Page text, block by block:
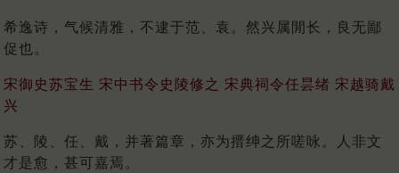
希逸诗，气候清雅，不逮于范、袁。然兴属閒长，良无鄙
促也。
宋御史苏宝生 宋中书令史陵修之 宋典祠令任昙绪 宋越骑戴
兴
苏、陵、任、戴，并著篇章，亦为搢绅之所嗟咏。人非文
才是愈，甚可嘉焉。